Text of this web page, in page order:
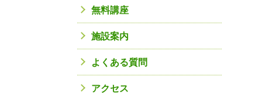
無料講座
施設案内
よくある質問
アクセス